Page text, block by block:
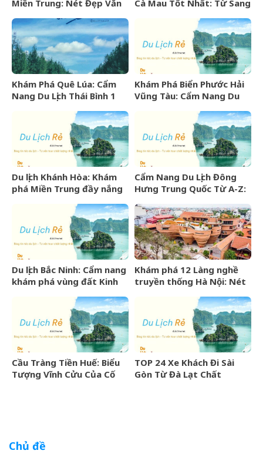
Miền Trung: Nét Đẹp Văn
Cà Mau Tốt Nhất: Từ Sang
Khám Phá Quê Lúa: Cẩm
Nang Du Lịch Thái Bình 1
Khám Phá Biển Phước Hải
Vũng Tàu: Cẩm Nang Du
Du lịch Khánh Hòa: Khám
phá Miền Trung đầy nắng
Cẩm Nang Du Lịch Đông
Hưng Trung Quốc Từ A-Z:
Trình Chi Tiết
Du lịch Bắc Ninh: Cẩm nang
khám phá vùng đất Kinh
Khám phá 12 Làng nghề
truyền thống Hà Nội: Nét
Cầu Tràng Tiền Huế: Biểu
Tượng Vĩnh Cửu Của Cố
TOP 24 Xe Khách Đi Sài
Gòn Từ Đà Lạt Chất
Chủ đề